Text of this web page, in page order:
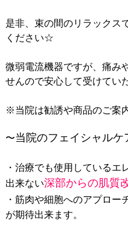
是非、束の間のリラックス
ください☆
微弱電流機器ですが、痛み
せんので安心して受けてい
※当院は勧誘や商品のご案
〜当院のフェイシャルケ
・治療でも使用しているエ
出来ない深部からの肌質
・筋肉や細胞へのアプロー
が期待出来ます。